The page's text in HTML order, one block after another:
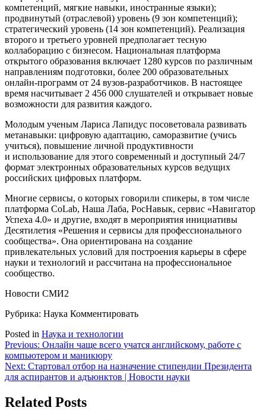
компетенций, мягкие навыки, иностранные языки);
продвинутый (отраслевой) уровень (9 зон компетенций);
стратегический уровень (14 зон компетенций). Реализация
второго и третьего уровней предполагает тесную
коллаборацию с бизнесом. Национальная платформа
открытого образования включает 1280 курсов по различным
направлениям подготовки, более 200 образовательных
онлайн-программ от 24 вузов-разработчиков. В настоящее
время насчитывает 2 456 000 слушателей и открывает новые
возможности для развития каждого.
Молодым ученым Лариса Лапидус посоветовала развивать
метанавыки: цифровую адаптацию, саморазвитие (учись
учиться), повышение личной продуктивности
и использование для этого современный и доступный 24/7
формат электронных образовательных курсов ведущих
российских цифровых платформ.
Многие сервисы, о которых говорили спикеры, в том числе
платформа CoLab, Наша Лаба, РосНавык, сервис «Навигатор
Успеха 4.0» и другие, входят в мероприятия инициативы
Десятилетия «Решения и сервисы для профессионального
сообщества». Она ориентирована на создание
привлекательных условий для построения карьеры в сфере
науки и технологий и рассчитана на профессиональное
сообщество.
Новости СМИ2
Рубрика: Наука Комментировать
Posted in Наука и технологии
Навигация
по
записям
Previous: Онлайн чаще всего учатся английскому, работе с
компьютером и маникюру
Next: Стартовал отбор на назначение стипендии Президента
для аспирантов и адъюнктов | Новости науки
Related Posts